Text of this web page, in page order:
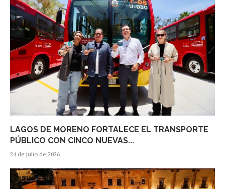
LAGOS DE MORENO FORTALECE EL TRANSPORTE
PÚBLICO CON CINCO NUEVAS...
24 de julio de 2026